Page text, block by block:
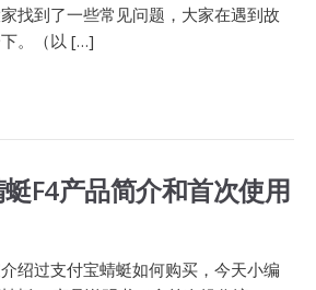
找到了一些常见问题，大家在遇到故
。（以 […]
F4产品简介和首次使用
绍过支付宝蜻蜓如何购买，今天小编